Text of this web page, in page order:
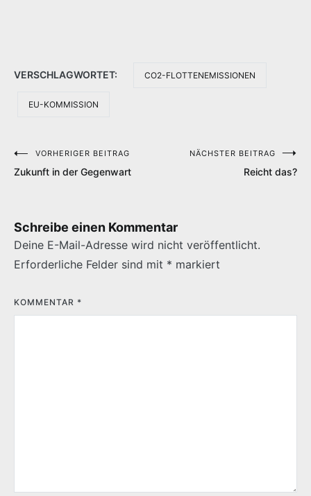
VERSCHLAGWORTET: CO2-FLOTTENEMISSIONEN
EU-KOMMISSION
Beitragsnavigation
VORHERIGER BEITRAG
Zukunft in der Gegenwart
NÄCHSTER BEITRAG
Reicht das?
Schreibe einen Kommentar
Deine E-Mail-Adresse wird nicht veröffentlicht.
Erforderliche Felder sind mit * markiert
KOMMENTAR *